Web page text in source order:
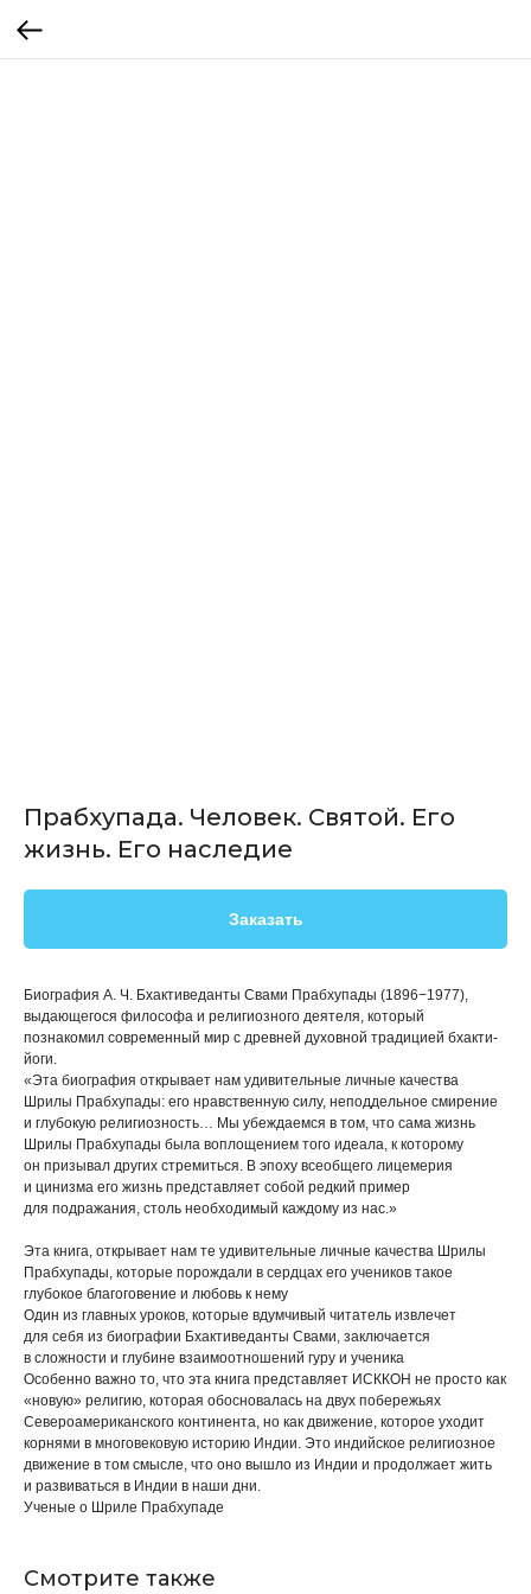
Прабхупада. Человек. Святой. Его
жизнь. Его наследие
Заказать
Биография А. Ч. Бхактиведанты Свами Прабхупады (1896−1977),
выдающегося философа и религиозного деятеля, который
познакомил современный мир с древней духовной традицией бхакти-
йоги.
«Эта биография открывает нам удивительные личные качества
Шрилы Прабхупады: его нравственную силу, неподдельное смирение
и глубокую религиозность… Мы убеждаемся в том, что сама жизнь
Шрилы Прабхупады была воплощением того идеала, к которому
он призывал других стремиться. В эпоху всеобщего лицемерия
и цинизма его жизнь представляет собой редкий пример
для подражания, столь необходимый каждому из нас.»
Эта книга, открывает нам те удивительные личные качества Шрилы
Прабхупады, которые порождали в сердцах его учеников такое
глубокое благоговение и любовь к нему
Один из главных уроков, которые вдумчивый читатель извлечет
для себя из биографии Бхактиведанты Свами, заключается
в сложности и глубине взаимоотношений гуру и ученика
Особенно важно то, что эта книга представляет ИСККОН не просто как
«новую» религию, которая обосновалась на двух побережьях
Североамериканского континента, но как движение, которое уходит
корнями в многовековую историю Индии. Это индийское религиозное
движение в том смысле, что оно вышло из Индии и продолжает жить
и развиваться в Индии в наши дни.
Ученые о Шриле Прабхупаде
Смотрите также